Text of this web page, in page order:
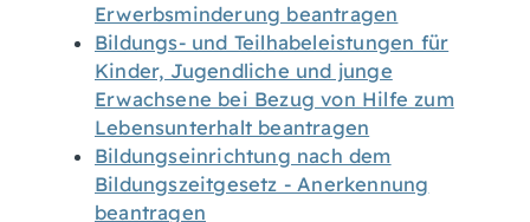
Erwerbsminderung beantragen
Bildungs- und Teilhabeleistungen für
Kinder, Jugendliche und junge
Erwachsene bei Bezug von Hilfe zum
Lebensunterhalt beantragen
Bildungseinrichtung nach dem
Bildungszeitgesetz - Anerkennung
beantragen